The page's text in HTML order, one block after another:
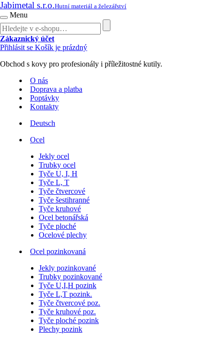
Jabimetal s.r.o.Hutní materiál a železářství
Menu
Zákaznický účet
Přihlásit se Košík je prázdný
Obchod s kovy pro profesionály i příležitostné kutily.
O nás
Doprava a platba
Poptávky
Kontakty
Deutsch
Ocel
Jekly ocel
Trubky ocel
Tyče U, I, H
Tyče L, T
Tyče čtvercové
Tyče šestihranné
Tyče kruhové
Ocel betonářská
Tyče ploché
Ocelové plechy
Ocel pozinkovaná
Jekly pozinkované
Trubky pozinkované
Tyče U,I,H pozink
Tyče L,T pozink.
Tyče čtvercové poz.
Tyče kruhové poz.
Tyče ploché pozink
Plechy pozink